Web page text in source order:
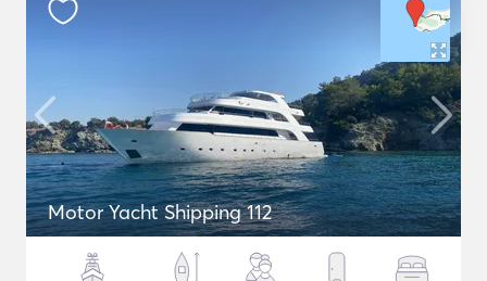
Motor Yacht Shipping 112